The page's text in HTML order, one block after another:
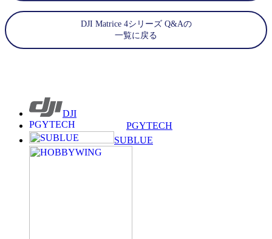
DJI Matrice 4シリーズ Q&Aの
一覧に戻る
DJI
PGYTECH
SUBLUE